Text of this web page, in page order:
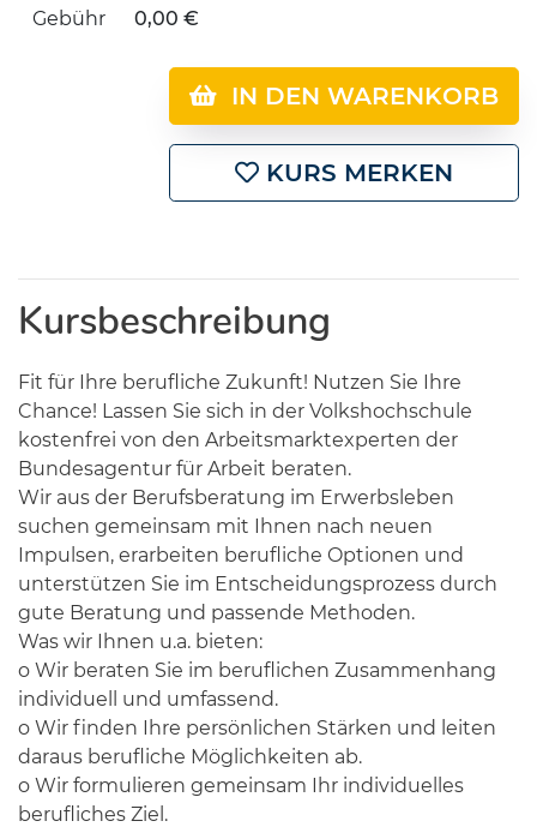
Gebühr 0,00 €
IN DEN WARENKORB
KURS MERKEN
Kursbeschreibung
Fit für Ihre berufliche Zukunft! Nutzen Sie Ihre
Chance! Lassen Sie sich in der Volkshochschule
kostenfrei von den Arbeitsmarktexperten der
Bundesagentur für Arbeit beraten.
Wir aus der Berufsberatung im Erwerbsleben
suchen gemeinsam mit Ihnen nach neuen
Impulsen, erarbeiten berufliche Optionen und
unterstützen Sie im Entscheidungsprozess durch
gute Beratung und passende Methoden.
Was wir Ihnen u.a. bieten:
o Wir beraten Sie im beruflichen Zusammenhang
individuell und umfassend.
o Wir finden Ihre persönlichen Stärken und leiten
daraus berufliche Möglichkeiten ab.
o Wir formulieren gemeinsam Ihr individuelles
berufliches Ziel.